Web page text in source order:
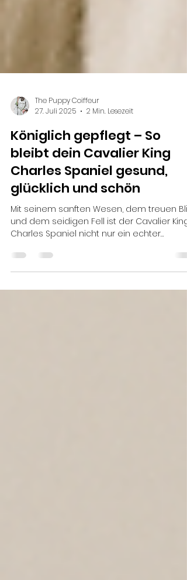
The Puppy Coiffeur
27. Juli 2025
2 Min. Lesezeit
Königlich gepflegt – So
bleibt dein Cavalier King
Charles Spaniel gesund,
glücklich und schön
Mit seinem sanften Wesen, dem treuen
Charles Spaniel nicht nur ein echter
Herzenshund – sondern auch ein kleiner